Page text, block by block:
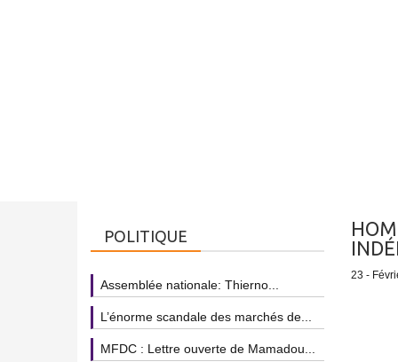
23 -
POLITIQUE
Assemblée nationale: Thierno...
L’énorme scandale des marchés de...
MFDC : Lettre ouverte de Mamadou...